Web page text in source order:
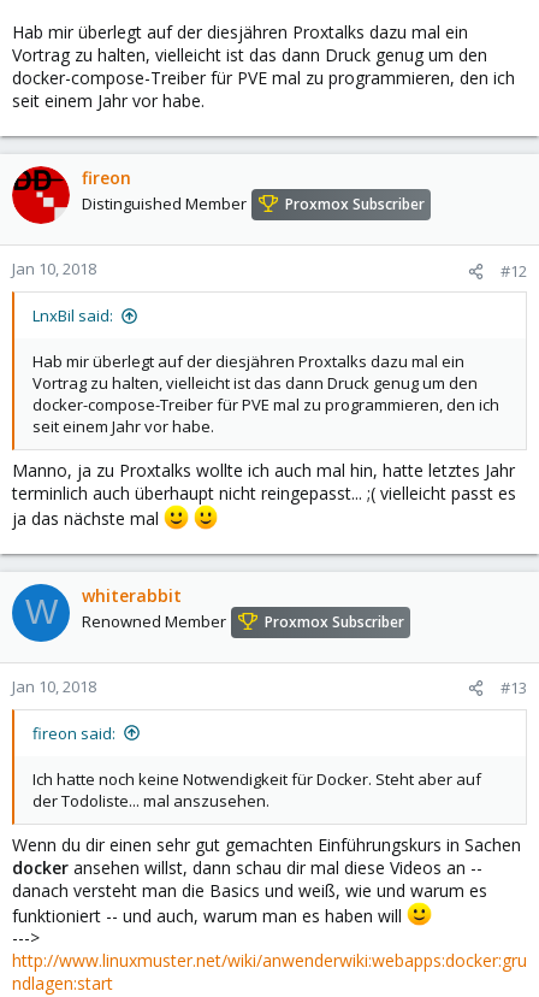
Hab mir überlegt auf der diesjähren Proxtalks dazu mal ein
Vortrag zu halten, vielleicht ist das dann Druck genug um den
docker-compose-Treiber für PVE mal zu programmieren, den ich
seit einem Jahr vor habe.
fireon
Distinguished Member Proxmox Subscriber
Jan 10, 2018 #12
LnxBil said:
Hab mir überlegt auf der diesjähren Proxtalks dazu mal ein
Vortrag zu halten, vielleicht ist das dann Druck genug um den
docker-compose-Treiber für PVE mal zu programmieren, den ich
seit einem Jahr vor habe.
Manno, ja zu Proxtalks wollte ich auch mal hin, hatte letztes Jahr
terminlich auch überhaupt nicht reingepasst... ;( vielleicht passt es
ja das nächste mal
W whiterabbit
Renowned Member Proxmox Subscriber
Jan 10, 2018 #13
fireon said:
Ich hatte noch keine Notwendigkeit für Docker. Steht aber auf
der Todoliste... mal anszusehen.
Wenn du dir einen sehr gut gemachten Einführungskurs in Sachen
docker ansehen willst, dann schau dir mal diese Videos an --
danach versteht man die Basics und weiß, wie und warum es
funktioniert -- und auch, warum man es haben will
--->
http://www.linuxmuster.net/wiki/anwenderwiki:webapps:docker:gru
ndlagen:start